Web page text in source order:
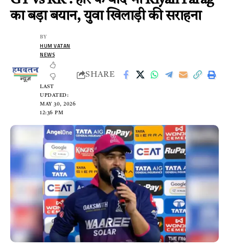
का बड़ा बयान, युवा खिलाड़ी की सराहना
LAST
UPDATED:
MAY 30, 2026
12:36 PM
BY
HUM VATAN
NEWS
SHARE